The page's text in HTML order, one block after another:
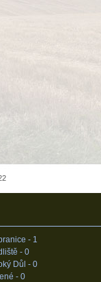
- 1
- 0
Důl - 0
- 0